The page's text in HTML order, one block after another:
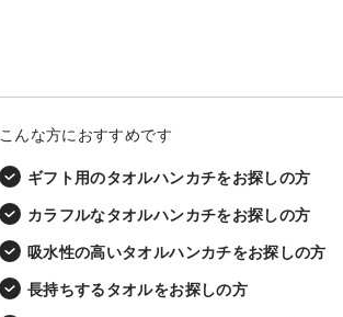
こんな方におすすめです
ギフト用のタオルハンカチをお探しの方
カラフルなタオルハンカチをお探しの方
吸水性の高いタオルハンカチをお探しの方
長持ちするタオルをお探しの方